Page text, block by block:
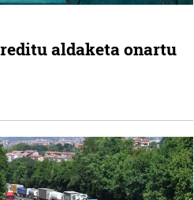
aldaketa onartu